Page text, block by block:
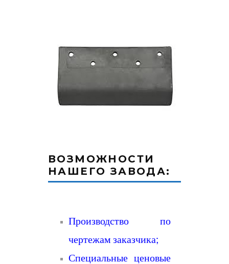
ВОЗМОЖНОСТИ
НАШЕГО ЗАВОДА:
Производство по
чертежам заказчика;
Специальные ценовые